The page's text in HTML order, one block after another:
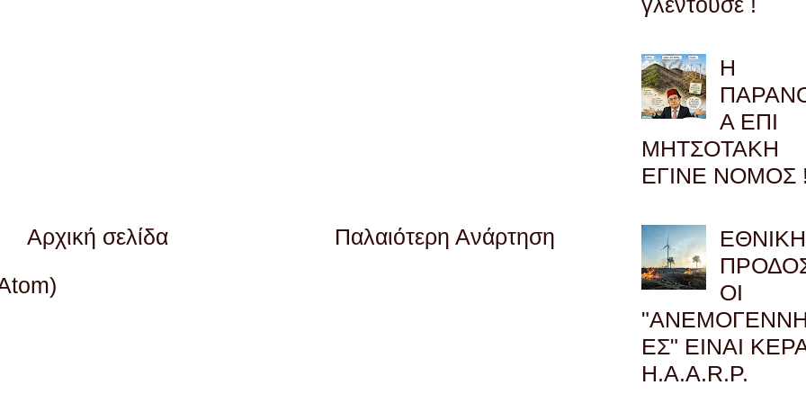
Παλαιότερη Ανάρτηση
Αρχική σελίδα
Η
Α ΕΠΙ
ΜΗΤΣΟΤΑΚΗ
ΕΓΙΝΕ ΝΟΜΟΣ
ΕΘΝΙΚΗ
ΟΙ
ΕΣ" ΕΙΝΑΙ
H.A.A.R.P.